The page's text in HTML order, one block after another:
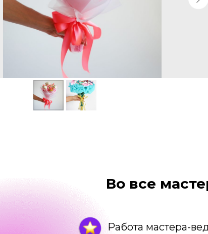
Работа мастера-
Во все